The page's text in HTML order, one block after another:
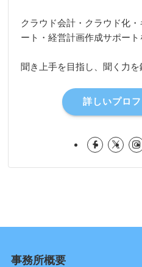
クラウド会計・クラウド化
ート・経営計画作成サポート
聞き上手を目指し、聞く力を
詳しいプロ
事務所概要